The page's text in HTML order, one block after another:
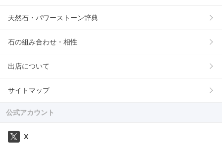
天然石・パワーストーン辞典
石の組み合わせ・相性
出店について
サイトマップ
公式アカウント
X